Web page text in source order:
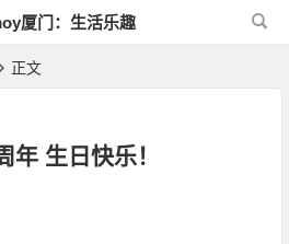
厦门：生活乐趣
正文
年 生日快乐！